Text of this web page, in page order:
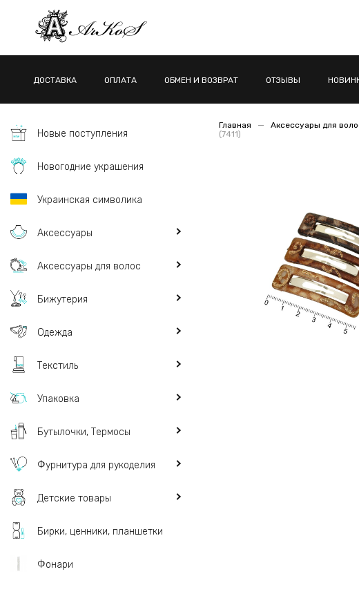
ДОСТАВКА ОПЛАТА ОБМЕН И ВОЗВРАТ ОТЗЫВЫ
Новые поступления
Новогодние украшения
Украинская символика
Аксессуары
Аксессуары для волос
Бижутерия
Одежда
Текстиль
Упаковка
Бутылочки, Термосы
Фурнитура для рукоделия
Детские товары
Бирки, ценники, планшетки
Фонари
Главная Аксессуары для
(7411)